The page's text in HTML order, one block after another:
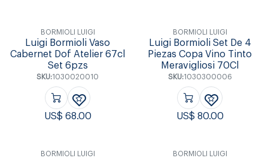
BORMIOLI LUIGI
Luigi Bormioli Vaso
Cabernet Dof Atelier 67cl
Set 6pzs
SKU:1030020010
US$ 68.00
BORMIOLI LUIGI
Luigi Bormioli Set De 4
Piezas Copa Vino Tinto
Meravigliosi 70Cl
SKU:1030300006
US$ 80.00
BORMIOLI LUIGI BORMIOLI LUIGI